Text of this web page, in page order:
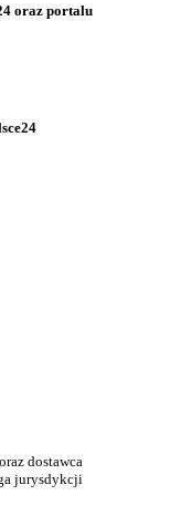
oraz portalu
dostawca
jurysdykcji